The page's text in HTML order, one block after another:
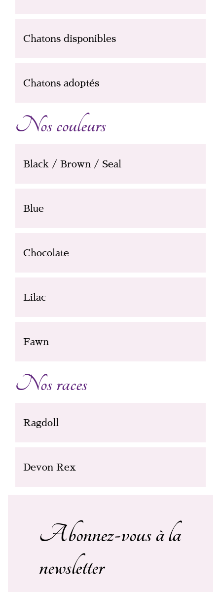
Chatons disponibles
Chatons adoptés
Nos couleurs
Black / Brown / Seal
Blue
Chocolate
Lilac
Fawn
Nos races
Ragdoll
Devon Rex
Abonnez-vous à la
newsletter